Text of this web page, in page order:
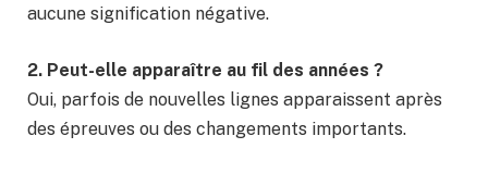
aucune signification négative.
2. Peut-elle apparaître au fil des années ?
Oui, parfois de nouvelles lignes apparaissent après
des épreuves ou des changements importants.